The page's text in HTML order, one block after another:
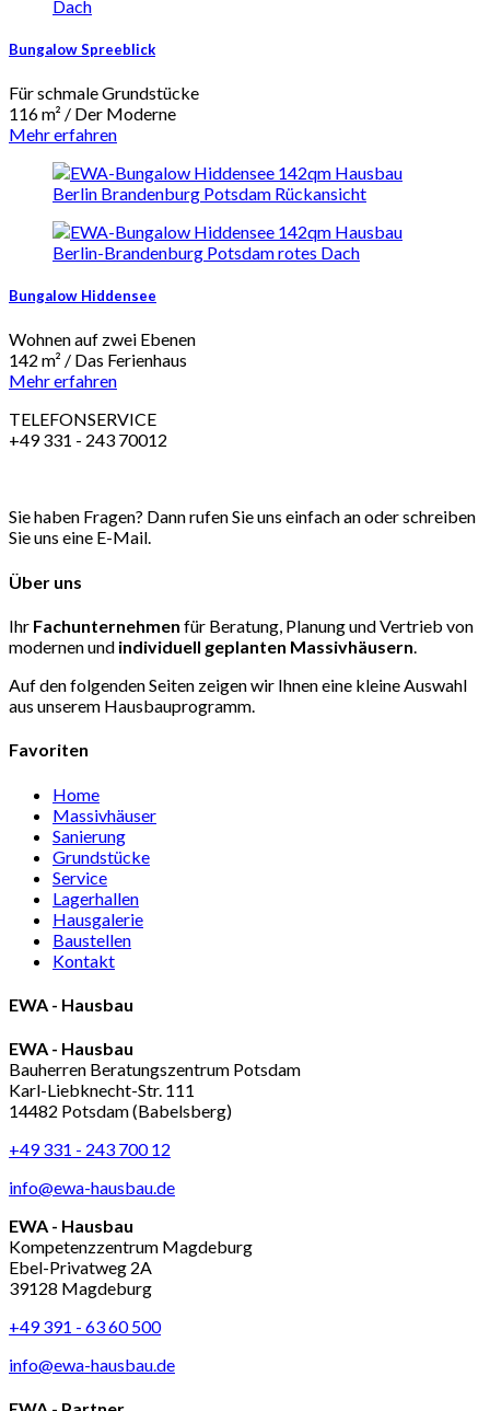
Bungalow Spreeblick
Für schmale Grundstücke
116 m² / Der Moderne
Mehr erfahren
Bungalow Hiddensee
Wohnen auf zwei Ebenen
142 m² / Das Ferienhaus
Mehr erfahren
TELEFONSERVICE
+49 331 - 243 70012
Sie haben Fragen? Dann rufen Sie uns einfach an oder schreiben
Sie uns eine E-Mail.
Über uns
Ihr Fachunternehmen für Beratung, Planung und Vertrieb von
modernen und individuell geplanten Massivhäusern.
Auf den folgenden Seiten zeigen wir Ihnen eine kleine Auswahl
aus unserem Hausbauprogramm.
Favoriten
Home
Massivhäuser
Sanierung
Grundstücke
Service
Lagerhallen
Hausgalerie
Baustellen
Kontakt
EWA - Hausbau
EWA - Hausbau
Bauherren Beratungszentrum Potsdam
Karl-Liebknecht-Str. 111
14482 Potsdam (Babelsberg)
+49 331 - 243 700 12
info@ewa-hausbau.de
EWA - Hausbau
Kompetenzzentrum Magdeburg
Ebel-Privatweg 2A
39128 Magdeburg
+49 391 - 63 60 500
info@ewa-hausbau.de